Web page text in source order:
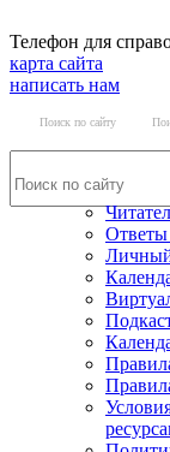
Телефон для
карта сайта
написать нам
Поиск по сайту
Ответы